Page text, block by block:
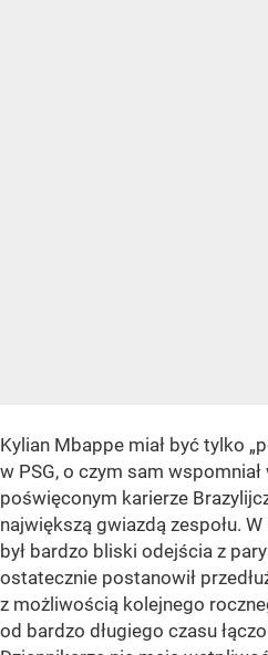
Kylian Mbappe miał być tylko
w PSG, o czym sam
poświęconym karierze
największą gwiazdą zespołu.
był bardzo bliski odejścia z
ostatecznie postanowił
z możliwością kolejnego
od bardzo długiego czasu